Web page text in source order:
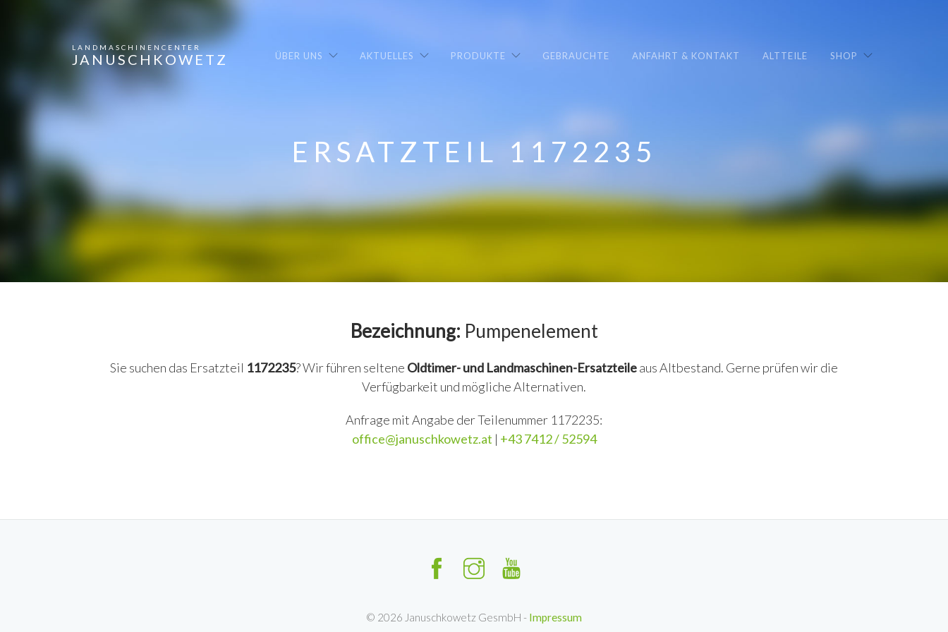
LANDMASCHINENCENTER
JANUSCHKOWETZ ÜBER UNS AKTUELLES PRODUKTE GEBRAUCHTE ANFAHRT & KONTAKT ALTTEILE SHOP
ERSATZTEIL 1172235
Bezeichnung: Pumpenelement
Sie suchen das Ersatzteil 1172235? Wir führen seltene Oldtimer- und Landmaschinen-Ersatzteileaus Altbestand. Gerne prüfen wir die
Verfügbarkeit und mögliche Alternativen.
Anfrage mit Angabe der Teilenummer 1172235:
office@januschkowetz.at | +43 7412 / 52594
© 2026 Januschkowetz GesmbH - Impressum